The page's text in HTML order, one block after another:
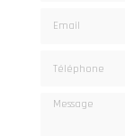
Message